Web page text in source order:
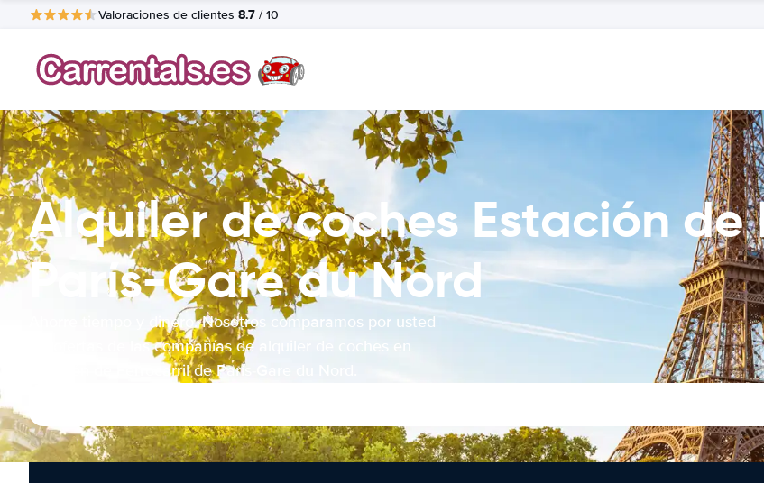
Valoraciones de clientes 8.7 / 10
Alquiler de coches Estación
París-Gare du Nord
Ahorre tiempo y dinero. Nosotros comparamos por usted
las ofertas de las compañías de alquiler de coches en
Estación de Ferrocarril de París-Gare du Nord.